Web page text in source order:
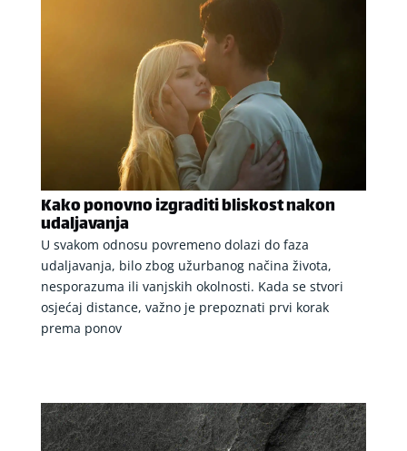
Kako ponovno izgraditi bliskost nakon
udaljavanja
U svakom odnosu povremeno dolazi do faza
udaljavanja, bilo zbog užurbanog načina života,
nesporazuma ili vanjskih okolnosti. Kada se stvori
osjećaj distance, važno je prepoznati prvi korak
prema ponov